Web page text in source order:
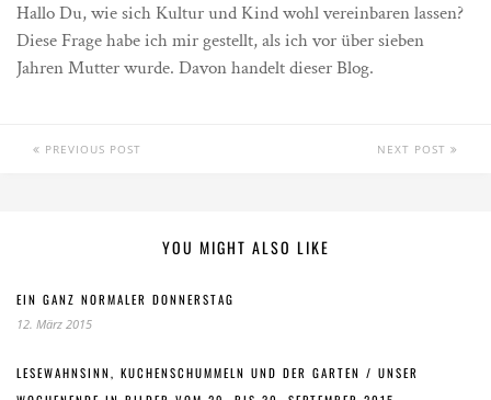
Hallo Du, wie sich Kultur und Kind wohl vereinbaren lassen?
Diese Frage habe ich mir gestellt, als ich vor über sieben
Jahren Mutter wurde. Davon handelt dieser Blog.
PREVIOUS POST NEXT POST
YOU MIGHT ALSO LIKE
EIN GANZ NORMALER DONNERSTAG
12. März 2015
LESEWAHNSINN, KUCHENSCHUMMELN UND DER GARTEN / UNSER